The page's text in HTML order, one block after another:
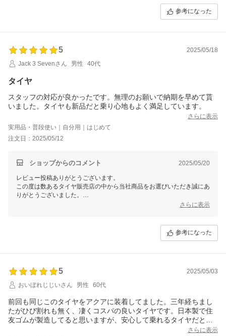
参考になった
5
2025/05/18
Jack 3 Sevenさん
男性 40代
タイヤ
スタッフの対応が良かったです。無理のお願いで納期を早めて貰
いました。タイヤも新品だと乗り心地もよく満足しています。
さらに表示
実用品・普段使い｜自分用｜はじめて
注文日：2025/05/12
ショップからのコメント 2025/05/20
レビュー投稿ありがとうございます。
この度は数あるタイヤ販売店の中から当社商品をお選びいただき誠にあ
りがとうございました。
今後ともお客様に満足頂けるような対応・サービスをスタッフ一同努め
さらに表示
参考になった
5
2025/05/03
おいぼれじじいさん
男性 60代
前回も同じこのタイヤをアクアに装着してました。三年経ちまし
たがひび割れも無く、凄くコスパの良いタイヤです。日本製で住
友ゴムが製造してると思いますが、安心して乗れるタイヤだと思
います。製造年月も25年16週で新しく大変満足しています。さらに表示